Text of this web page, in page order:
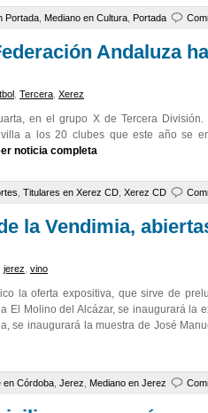
Portada Mediano en Cultura Portada
Andaluza
Tercera Xerez
en el grupo X de Tercera
a los 20 clubes que este año se
noticia completa
Titulares en Xerez CD Xerez CD
la Vendimia,
jerez vino
la oferta expositiva, que sirve de
El Molino del Alcázar, se inaugurará la
se inaugurará la muestra de José
en Córdoba Jerez Mediano en Jerez